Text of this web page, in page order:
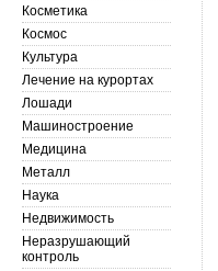
Косметика
Космос
Культура
Лечение на курортах
Лошади
Машиностроение
Медицина
Металл
Наука
Недвижимость
Неразрушающий
контроль